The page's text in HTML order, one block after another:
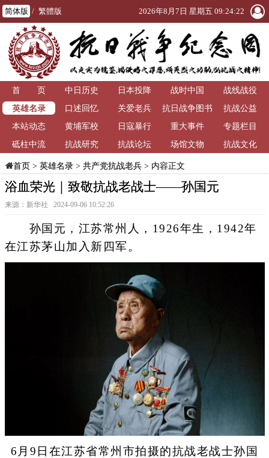
简体版 / 繁體版 2026年8月7日 星期五 09:24:23
首 页 中日历史 日本投降 战时中国
战线战役
英雄名录
口述回忆 关爱老兵
抗日战争图书
馆
抗战公益
本站动态
黄埔军校 日寇暴行 重大事件
专题栏目
砥柱中流
抗战研究 抗战论坛 场馆文物 抗战文化
首页> 英雄名录> 共产党抗战老兵> 内容正文
浴血荣光｜致敬抗战老战士——孙国元
来源：新华社 2024-09-06 10:52:26
孙国元，江苏常州人，1926年生，1942年
在江苏茅山加入新四军。
6月9日在江苏省常州市拍摄的抗战老战士孙国